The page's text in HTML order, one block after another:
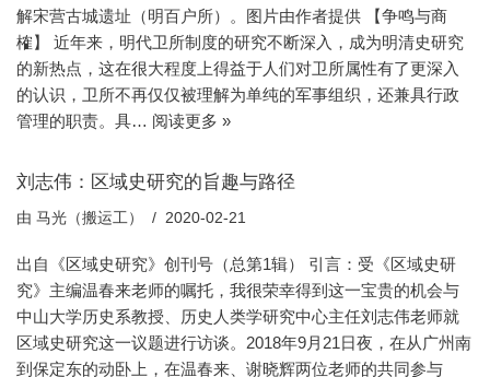
解宋营古城遗址（明百户所）。图片由作者提供 【争鸣与商
榷】 近年来，明代卫所制度的研究不断深入，成为明清史研究
的新热点，这在很大程度上得益于人们对卫所属性有了更深入
的认识，卫所不再仅仅被理解为单纯的军事组织，还兼具行政
管理的职责。具… 阅读更多 »
刘志伟：区域史研究的旨趣与路径
由 马光（搬运工） 2020-02-21
出自《区域史研究》创刊号（总第1辑） 引言：受《区域史研
究》主编温春来老师的嘱托，我很荣幸得到这一宝贵的机会与
中山大学历史系教授、历史人类学研究中心主任刘志伟老师就
区域史研究这一议题进行访谈。2018年9月21日夜，在从广州南
到保定东的动卧上，在温春来、谢晓辉两位老师的共同参与